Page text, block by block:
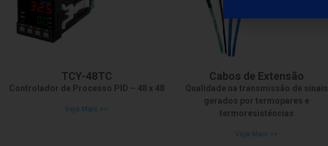
TCY-48TC
Controlador de Processo PID – 48 x 48
Veja Mais >>
Cabos de Extensão
Qualidade na transmissão de sinais
gerados por termopares e
termoresistências
Veja Mais >>